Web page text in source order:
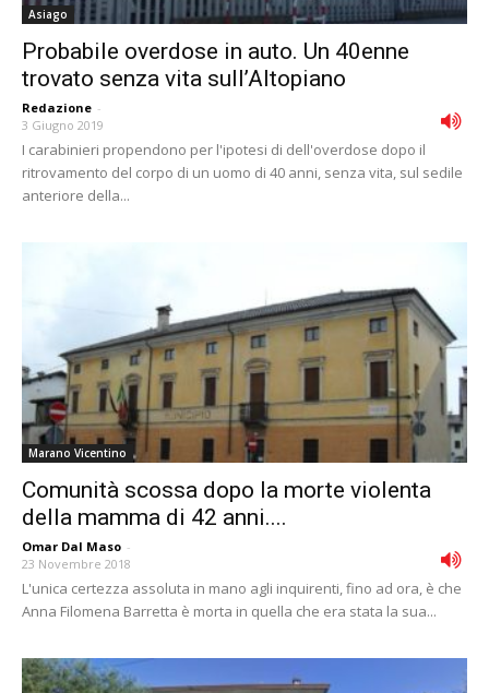
Asiago
Probabile overdose in auto. Un 40enne
trovato senza vita sull’Altopiano
Redazione -
3 Giugno 2019
I carabinieri propendono per l'ipotesi di dell'overdose dopo il
ritrovamento del corpo di un uomo di 40 anni, senza vita, sul sedile
anteriore della...
Marano Vicentino
Comunità scossa dopo la morte violenta
della mamma di 42 anni....
Omar Dal Maso -
23 Novembre 2018
L'unica certezza assoluta in mano agli inquirenti, fino ad ora, è che
Anna Filomena Barretta è morta in quella che era stata la sua...